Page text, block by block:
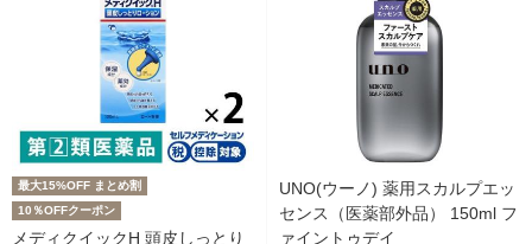
最大15%OFF まとめ割
10％OFFクーポン
メディクイックH 頭皮しっとり
UNO(ウーノ) 薬用スカルプエッ
センス（医薬部外品） 150ml フ
ァイントゥデイ